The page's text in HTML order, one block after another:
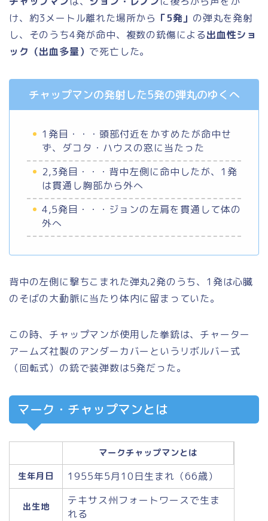
け、約3メートル離れた場所から 「5発」 の弾丸を発射
し、そのうち4発が命中、複数の銃傷による出血性ショ
ック（出血多量） で死亡した。
チャップマンの発射した5発の弾丸のゆくへ
1発目・・・頭部付近をかすめたが命中せ
ず、ダコタ・ハウスの窓に当たった
2,3発目・・・背中左側に命中したが、1発
は貫通し胸部から外へ
4,5発目・・・ジョンの左肩を貫通して体の
外へ
背中の左側に撃ちこまれた弾丸2発のうち、1発は心臓
のそばの大動脈に当たり体内に留まっていた。
この時、チャップマンが使用した拳銃は、チャーター
アームズ社製のアンダーカバーというリボルバー式
（回転式）の銃で装弾数は5発だった。
マーク・チャップマンとは
マークチャップマンとは
生年月日
1955年5月10日生まれ（66歳）
出生地
テキサス州フォートワースで生ま
れる